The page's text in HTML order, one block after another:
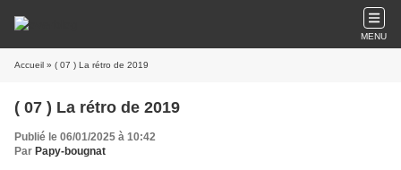
MENU
Accueil » ( 07 ) La rétro de 2019
( 07 ) La rétro de 2019
Publié le 06/01/2025 à 10:42
Par Papy-bougnat